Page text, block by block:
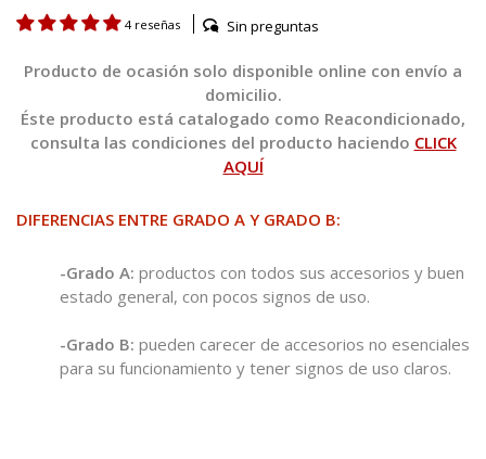
4 reseñas Sin preguntas
Producto de ocasión solo disponible online con envío a
domicilio.
Éste producto está catalogado como Reacondicionado,
consulta las condiciones del producto haciendo CLICK
AQUÍ
DIFERENCIAS ENTRE GRADO A Y GRADO B:
-Grado A: productos con todos sus accesorios y buen
estado general, con pocos signos de uso.
-Grado B: pueden carecer de accesorios no esenciales
para su funcionamiento y tener signos de uso claros.